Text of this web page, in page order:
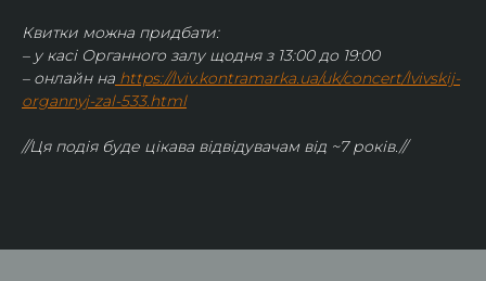
Квитки можна придбати:
– у касі Органного залу щодня з 13:00 до 19:00
– онлайн на https://lviv.kontramarka.ua/uk/concert/lvivskij-
organnyj-zal-533.html
//Ця подія буде цікава відвідувачам від ~7 років.//